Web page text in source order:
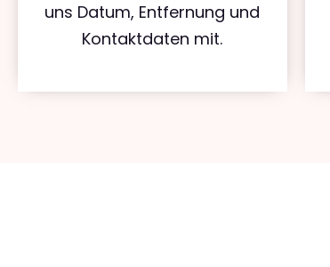
uns Datum, Entfernung und
Kontaktdaten mit.